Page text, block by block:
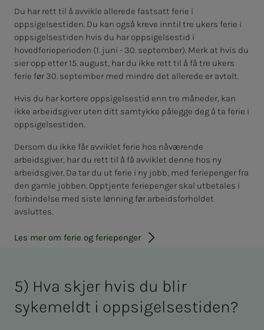
Du har rett til å avvikle allerede fastsatt ferie i
oppsigelsestiden. Du kan også kreve inntil tre ukers ferie i
oppsigelsestiden hvis du har oppsigelsestid i
hovedferieperioden (1. juni - 30. september). Merk at hvis du
sier opp etter 15. august, har du ikke rett til å få tre ukers
ferie før 30. september med mindre det allerede er avtalt.
Hvis du har kortere oppsigelsestid enn tre måneder, kan
ikke arbeidsgiver uten ditt samtykke pålegge deg å ta ferie i
oppsigelsestiden.
Dersom du ikke får avviklet ferie hos nåværende
arbeidsgiver, har du rett til å få avviklet denne hos ny
arbeidsgiver. Da tar du ut ferie i ny jobb, med feriepenger fra
den gamle jobben. Opptjente feriepenger skal utbetales i
forbindelse med siste lønning før arbeidsforholdet
avsluttes.
Les mer om ferie og feriepenger
5) Hva skjer hvis du blir
sykemeldt i oppsigelsestiden?